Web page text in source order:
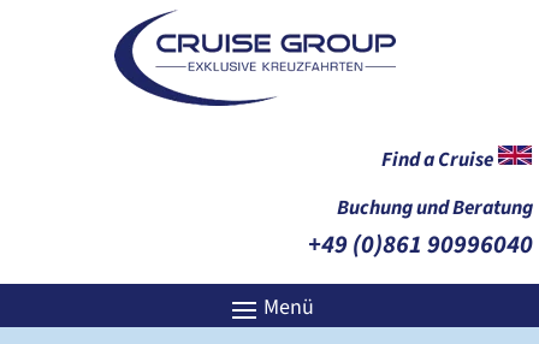
Find a Cruise
Buchung und Beratung
+49 (0)861 90996040